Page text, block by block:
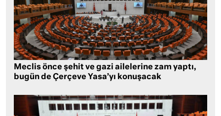
Meclis önce şehit ve gazi ailelerine zam yaptı,
bugün de Çerçeve Yasa’yı konuşacak